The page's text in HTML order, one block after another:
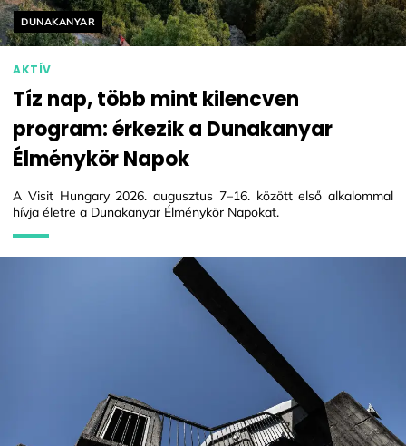
Helyszín címkék:
DUNAKANYAR
AKTÍV
Tíz nap, több mint kilencven
program: érkezik a Dunakanyar
Élménykör Napok
A Visit Hungary 2026. augusztus 7–16. között első alkalommal
hívja életre a Dunakanyar Élménykör Napokat.